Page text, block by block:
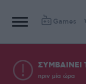
Games
ΣΥΜΒΑΙΝΕΙ
πριν μία ώρα